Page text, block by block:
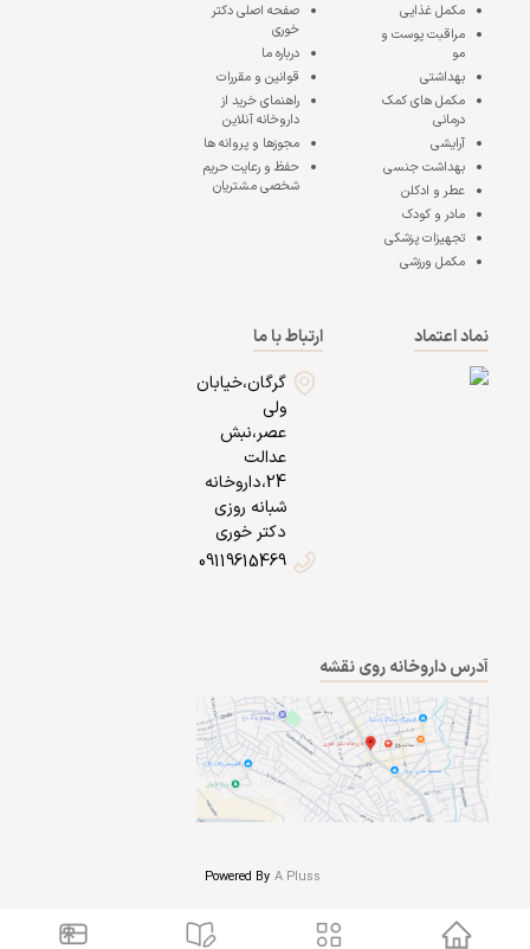
مکمل غذایی
مراقبت پوست و
مو
بهداشتی
مکمل های کمک
درمانی
آرایشی
بهداشت جنسی
عطر و ادکلن
مادر و کودک
تجهیزات پزشکی
مکمل ورزشی
صفحه اصلیدکتر
خوری
درباره ما
قوانین و مقررات
راهنمای خرید از
داروخانه آنلاین
مجوزها و پروانه ها
حفظ و رعایت حریم
شخصی مشتریان
نماد اعتماد
ارتباط با ما
گرگان،خیابان
ولی
عصر،نبش
عدالت
24،داروخانه
شبانه روزی
دکتر خوری
09119615469
آدرس داروخانه روی نقشه
A Pluss
Powered By